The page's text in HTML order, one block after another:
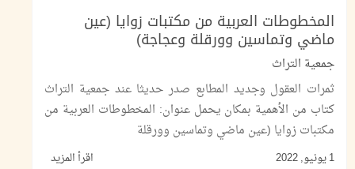
المخطوطات العربية من مكتبات زوايا (عين
ماضي وتماسين وورقلة وعجاجة)
جمعية التراث
ثمرات العقول وجديد المطابع صدر حديثا عند جمعية التراث
كتاب من الأهمية بمكان يحمل عنوان: المخطوطات العربية من
مكتبات زوايا (عين ماضي وتماسين وورقلة
1 يونيو, 2022 اقرأ المزيد